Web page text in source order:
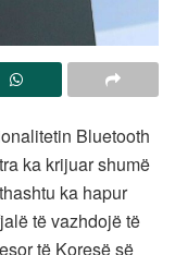
Bluetooth
ka krijuar shumë
ka hapur
të vazhdojë të
të Koresë së